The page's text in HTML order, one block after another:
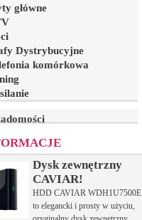
główne
Dystrybucyjne
komórkowa
Dysk zewnętrzny
CAVIAR!
HDD CAVIAR WDH1U7500E
to elegancki i prosty w użyciu,